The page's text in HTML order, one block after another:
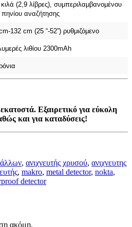
(2,9 λίβρες), συμπεριλαμβανομένου
πηνίου αναζήτησης
132 cm (25 “-52”) ρυθμιζόμενο
λιθίου 2300mAh
Εξαιρετικό για εύκολη
και για καταδύσεις!
, ανιχνευτής χρυσού, ανιχνευτης
, makro, metal detector, nokta,
detector
ακόμη.